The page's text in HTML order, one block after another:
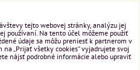
tejto webovej stránky, analýzu jej
používaní. Na tento účel môžeme použiť
údaje sa môžu preniesť k partnerom v
„Prijať všetky cookies“ vyjadrujete svoj
nájsť podrobné informácie alebo upraviť